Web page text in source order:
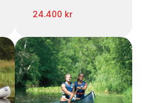
24.400 kr